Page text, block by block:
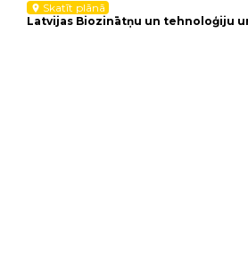
location_on Skatīt plānā
Latvijas Biozinātņu un tehnoloģiju